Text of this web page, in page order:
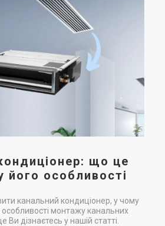
що це
його особливості
канальний кондиціонер, у чому
монтажу канальних
Ви дізнаєтесь у нашій статті.